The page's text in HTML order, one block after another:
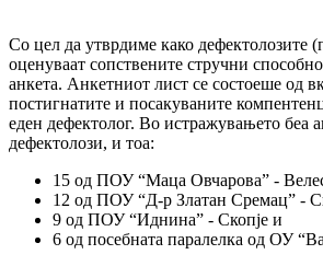
Со цел да утврдиме како дефектолозите
оценуваат сопствените струч­ни
анкета. Анкет­ниот лист се состоеше од
постигнатите и посакуваните
еден дефек­то­лог. Во истражувањето беа
дефектолози, и тоа:
15 од ПОУ “Маца Овчарова” -
12 од ПОУ “Д-р Златан Сремац” -
9 од ПОУ “Иднина” - Скопје и
6 од посебната паралелка од ОУ